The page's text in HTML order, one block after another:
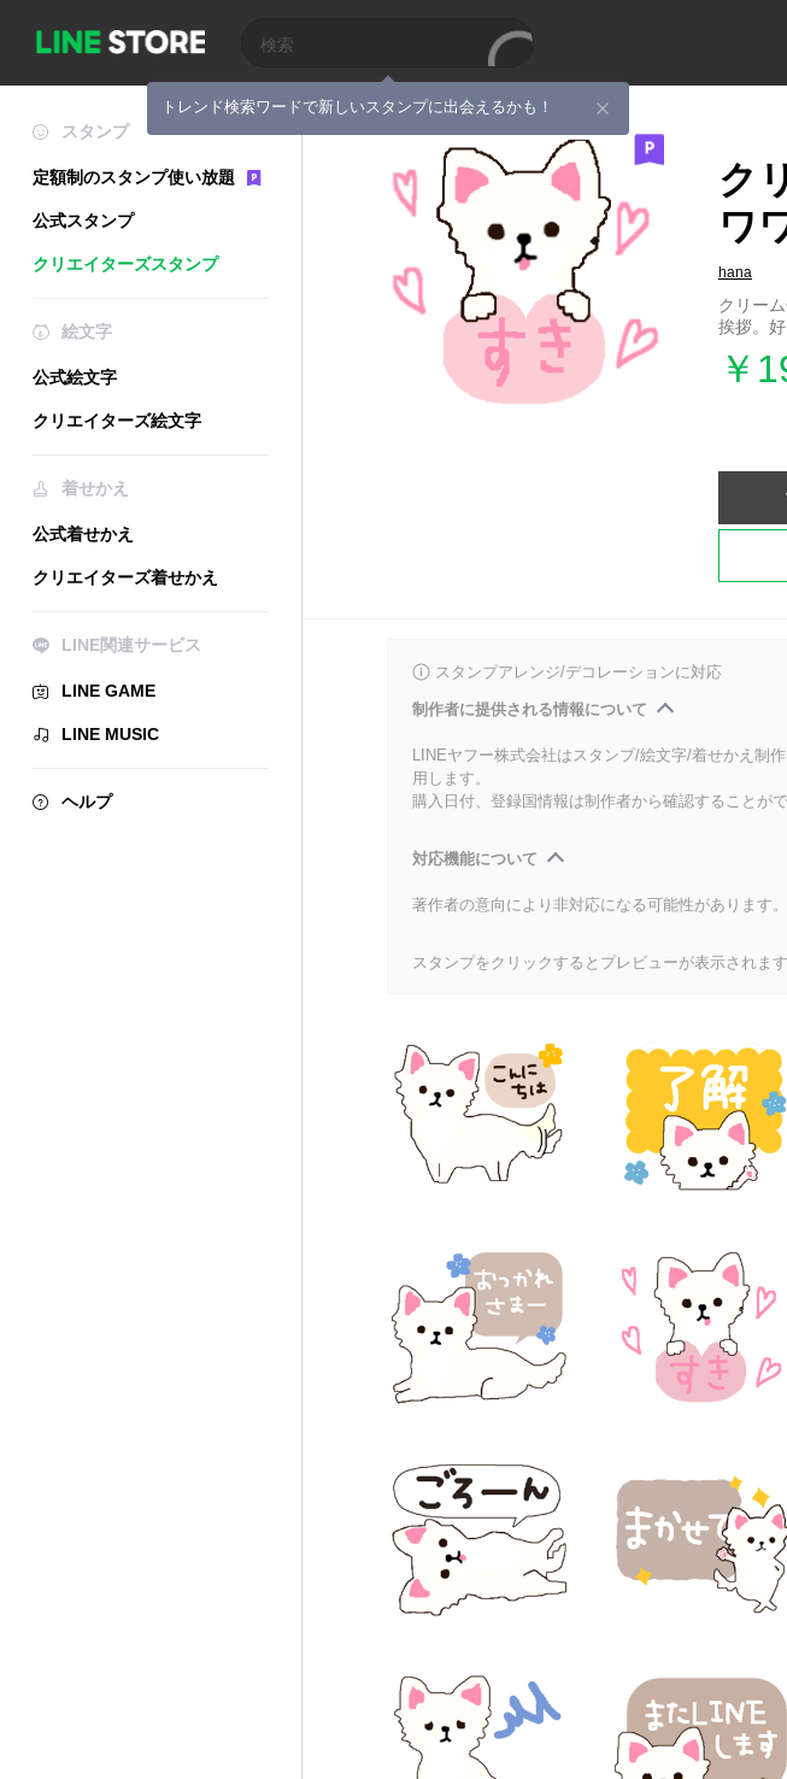
トレンド検索ワードで新しいスタンプに出会えるかも！
スタンプ
定額制のスタンプ使い放題
公式スタンプ
クリエイターズスタンプ
絵文字
公式絵文字
クリエイターズ絵文字
着せかえ
公式着せかえ
クリエイターズ着せかえ
LINE関連サービス
LINE GAME
LINE MUSIC
ヘルプ
ク
ワ
hana
クリー
挨拶。
￥
スタンプアレンジ/デコレーションに対応
制作者に提供される情報について
LINEヤフー株式会社はスタンプ/絵文字/着せかえ制
用します。
購入日付、登録国情報は制作者から確認することが
対応機能について
著作者の意向により非対応になる可能性があります
スタンプをクリックするとプレビューが表示されます